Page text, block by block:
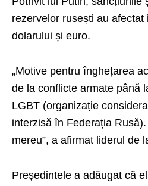
rezervelor rusești au
dolarului și euro.
„Motive pentru înghețarea
de la conflicte armate până
LGBT (organizație
interzisă în Federația
mereu”, a afirmat liderul de
Președintele a adăugat că